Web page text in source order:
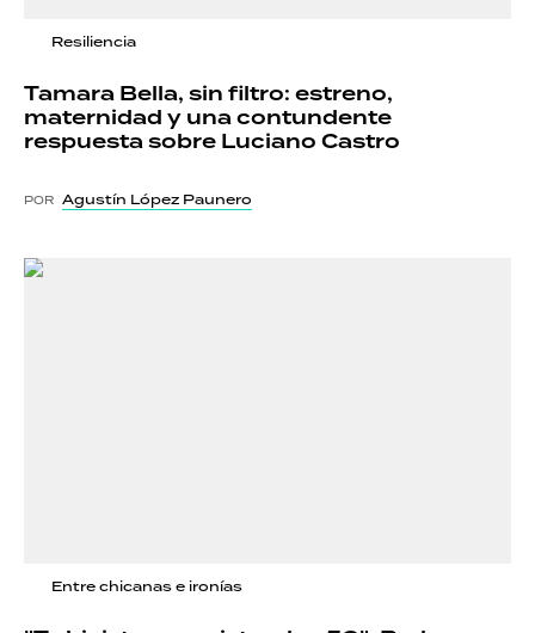
Resiliencia
Tamara Bella, sin filtro: estreno,
maternidad y una contundente
respuesta sobre Luciano Castro
POR Agustín López Paunero
Entre chicanas e ironías